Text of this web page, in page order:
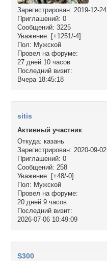
Зарегистрирован: 2019-12-24
Приглашений: 0
Сообщений: 3225
Уважение: [+1251/-4]
Пол: Мужской
Провел на форуме:
27 дней 10 часов
Последний визит:
Вчера 18:45:18
sitis
Активный участник
Откуда: казань
Зарегистрирован: 2020-09-02
Приглашений: 0
Сообщений: 258
Уважение: [+48/-0]
Пол: Мужской
Провел на форуме:
20 дней 9 часов
Последний визит:
2026-07-06 10:49:09
S300